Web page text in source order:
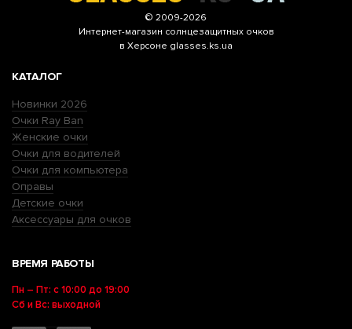
© 2009-2026
Интернет-магазин солнцезащитных очков
в Херсоне glasses.ks.ua
КАТАЛОГ
Новинки 2026
Очки Ray Ban
Женские очки
Очки для водителей
Очки для компьютера
Оправы
Детские очки
Аксессуары для очков
ВРЕМЯ РАБОТЫ
Пн – Пт: с 10:00 до 19:00
Сб и Вс: выходной